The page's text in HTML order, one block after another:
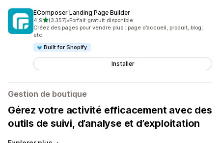
EComposer Landing Page Builder
4,9étoile(s) sur 5
(3 357)
3357 avis au total
•Forfait gratuit disponible
Créez des pages pour vendre plus : page d’accueil, produit, blog,
etc.
Built for Shopify
Installer
Gestion de boutique
Gérez votre activité efficacement avec des
outils de suivi, d’analyse et d’exploitation